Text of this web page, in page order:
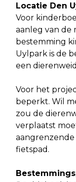
Locatie Den
Voor
aanleg van de
bestemming
Uylpark is de
een
Voor het
beperkt. Wil
zou de
verplaatst
fietspad.